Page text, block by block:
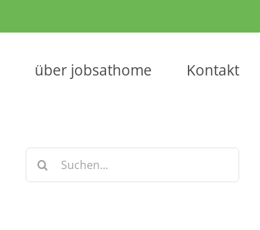
über jobsathome Kontakt
Suche
nach: